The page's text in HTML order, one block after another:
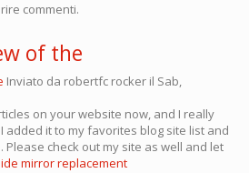
commenti.
of the
Inviato da robertfc rocker il Sab,
on your website now, and I really
added it to my favorites blog site list and
Please check out my site as well and let
mirror replacement